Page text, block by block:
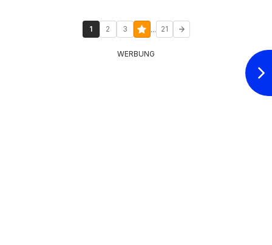
1 2 3 ... 21
WERBUNG